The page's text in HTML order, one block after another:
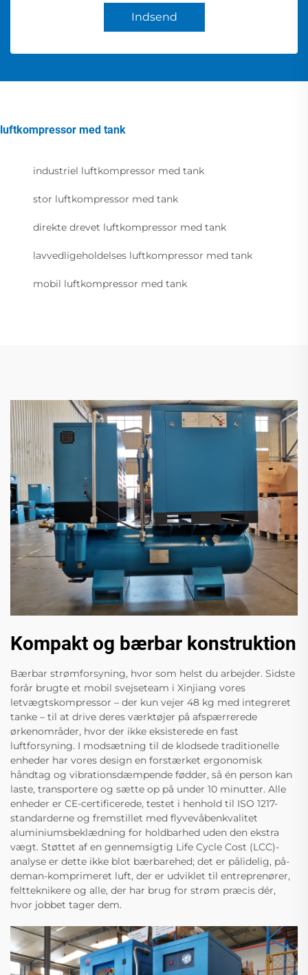
Indsend
luftkompressor med tank
industriel luftkompressor med tank
stor luftkompressor med tank
direkte drevet luftkompressor med tank
lavvedligeholdelses luftkompressor med tank
mobil luftkompressor med tank
Kompakt og bærbar konstruktion
Bærbar strømforsyning, hvor som helst du arbejder. Sidste
forår brugte et mobil svejseteam i Xinjiang vores
letvægtskompressor – der kun vejer 48 kg med integreret
tanke – til at drive deres værktøjer på afspærrerede
ørkenområder, hvor der ikke eksisterede en fast
luftforsyning. I modsætning til de klodsede traditionelle
enheder har vores design en forstærket ergonomisk
håndtag og vibrationsdæmpende fødder, så én person kan
laste, transportere og sætte op på under 10 minutter. Alle
enheder er CE-certificerede, testet i henhold til ISO 1217-
standarderne og fremstillet med flyvevåbenkvalitet
aluminiumsbeklædning for holdbarhed uden den ekstra
vægt. Støttet af en gennemsigtig Life Cycle Cost (LCC)-
analyse er dette ikke blot bærbarehed; det er pålidelig, på-
deman-komprimeret luft, der er udviklet til entreprenører,
feltteknikere og alle, der har brug for strøm præcis dér,
hvor jobbet tager dem.